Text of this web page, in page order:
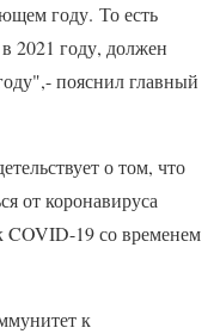
году. То есть
2021 году, должен
пояснил главный
о том, что
от коронавируса
COVID-19 со временем
к